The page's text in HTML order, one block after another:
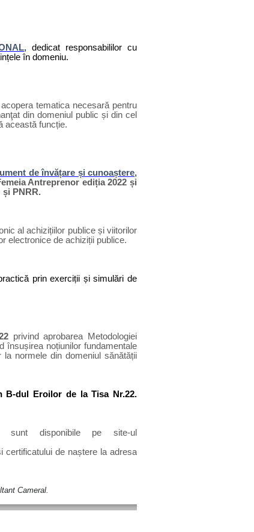
,dedicat responsabililor cu
în domeniu.
tematica necesară pentru
din domeniul public și din cel
această funcție.
de învățare și cunoaștere,
Antreprenor ediția 2022 și
și PNRR.
al achizițiilor publice și viitorilor
electronice de achiziții publice.
prin exerciții și simulări de
privind aprobarea Metodologiei
însușirea noțiunilor fundamentale
la normele din domeniul sănătății
B-dul Eroilor de la Tisa Nr.22.
sunt disponibile pe site-ul
certificatului de naștere la adresa
Cameral.